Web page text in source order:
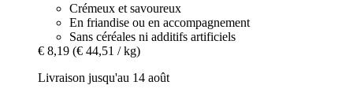
Crémeux et savoureux
En friandise ou en accompagnement
Sans céréales ni additifs artificiels
€ 8,19 (€ 44,51 / kg)
Livraison jusqu'au 14 août